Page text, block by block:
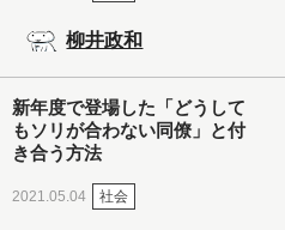
柳井政和
新年度で登場した「どうして
もソリが合わない同僚」と付
き合う方法
2021.05.04 社会